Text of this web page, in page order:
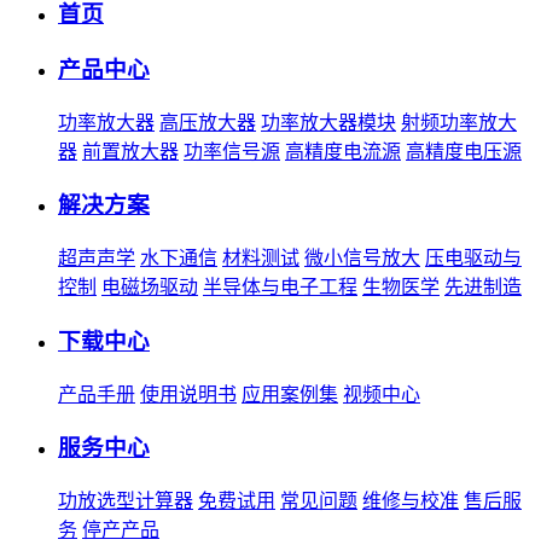
首页
产品中心
功率放大器 高压放大器 功率放大器模块 射频功率放大
器 前置放大器 功率信号源 高精度电流源 高精度电压源
解决方案
超声声学 水下通信 材料测试 微小信号放大 压电驱动与
控制 电磁场驱动 半导体与电子工程 生物医学 先进制造
下载中心
产品手册 使用说明书 应用案例集 视频中心
服务中心
功放选型计算器 免费试用 常见问题 维修与校准 售后服
务 停产产品